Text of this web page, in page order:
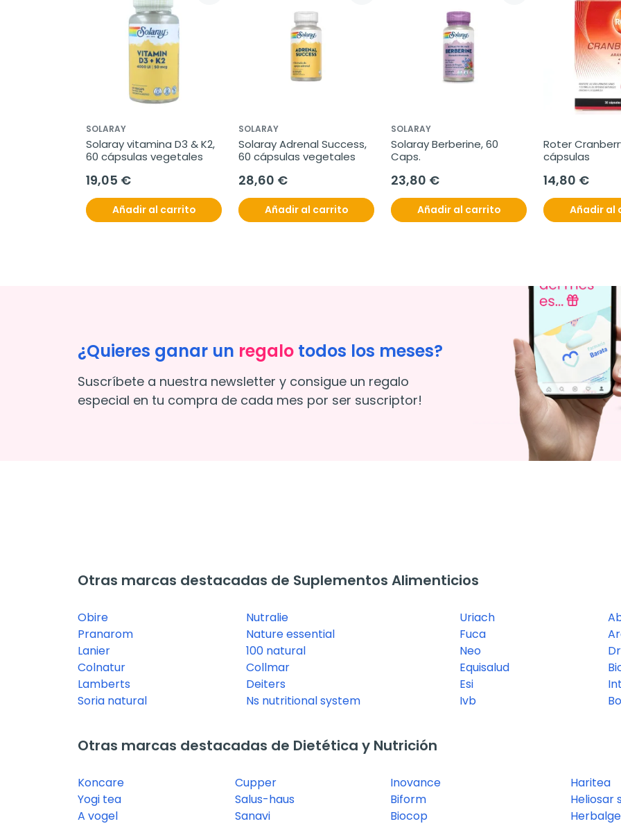
SOLARAY
Solaray vitamina D3 & K2,
60 cápsulas vegetales
19,05 €
Añadir al carrito
SOLARAY
Solaray Adrenal Success,
60 cápsulas vegetales
28,60 €
Añadir al carrito
SOLARAY
Solaray Berberine, 60
Caps.
23,80 €
Añadir al carrito
Roter
cápsulas
14,80 €
Añadir al
¿Quieres ganar un regalo todos los meses?
Suscríbete a nuestra newsletter y consigue un regalo
especial en tu compra de cada mes por ser suscriptor!
Otras marcas destacadas de Suplementos Alimenticios
Obire
Pranarom
Lanier
Colnatur
Lamberts
Soria natural
Nutralie
Nature essential
100 natural
Collmar
Deiters
Ns nutritional system
Uriach
Fuca
Neo
Equisalud
Esi
Ivb
Otras marcas destacadas de Dietética y Nutrición
Koncare
Yogi tea
A vogel
Cupper
Salus-haus
Sanavi
Inovance
Biform
Biocop
Haritea
Heliosar